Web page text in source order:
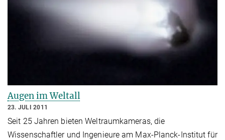
Augen im Weltall
23. JULI 2011
Seit 25 Jahren bieten Weltraumkameras, die
Wissenschaftler und Ingenieure am Max-Planck-Institut für